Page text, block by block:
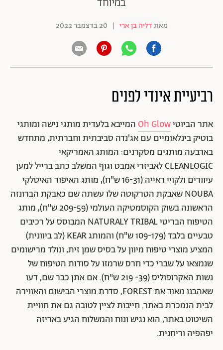
במיוחד
מאתדליה בן ארי | 20 בדצמבר 2022
רביעיית אינדי לפנים
אתר הביוטיOh Glowהמייבא בלעדית מותגי נישה ומותגי
בוטיק בינלאומיים עם אג'נדה סביבתית וחברתית, מתחדש
בארבעה מותגים מסקרנים: המותג האמריקאי
CLEANLOGIC לאביזרי אמבט וגוף המשלב כתב ברייל למען
עיוורים ולקויי ראייה (16-31 ש"ח), מותג האיפור האיטלקי
NOUBA שאבקת הטרקוטה שלו עשתה שם כאבקת הברונזה
הראשונה בשוק הקוסמטיקה העולמי (209-59 ש"ח), מותג
הטיפוח הבריטי NATURALY TRIBAL המבוסס על רכיבים
טבעיים בלבד (109-179 ש"ח) והמותג KEAR (לב ביוונית)
המציע מוצרי טיפוח מיוון על בסיס שמן זית, ונולד מרישומים
שנמצאו על שברי כדי חרס שרמזו על סודות הטיפוח של
נשות האקרופוליס (39- 219 ש"ח). אם אתן כבר שם, דעו
שאהבנו מאוד את FOREST, סדרת מוצרי הבישום והאווירה
לבית הנמכרת באתר. חייבות לציין לטובה גם את חוויית
השיטוט באתר, הוא נגיש ונוח והמשלוח הגיע באריזה
יפהפיה וריחנית.